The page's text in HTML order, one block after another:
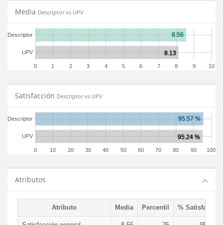
Media Descriptor vs UPV
0 1 2 3 4 5 6 7 8 9 10
UPV
Descriptor
Satisfacción Descriptor vs UPV
0 10 20 30 40 50 60 70 80 90 100
UPV
Descriptor
Atributos
Atributo Media Percentil % Satisfacción